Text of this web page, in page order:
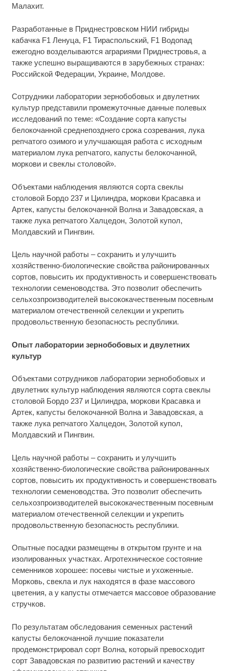
Малахит.
Разработанные в Приднестровском НИИ гибриды
кабачка F1 Ленуца, F1 Тираспольский, F1 Водопад
ежегодно возделываются аграриями Приднестровья, а
также успешно выращиваются в зарубежных странах:
Российской Федерации, Украине, Молдове.
Сотрудники лаборатории зернобобовых и двулетних
культур представили промежуточные данные полевых
исследований по теме: «Создание сорта капусты
белокочанной среднепозднего срока созревания, лука
репчатого озимого и улучшающая работа с исходным
материалом лука репчатого, капусты белокочанной,
моркови и свеклы столовой».
Объектами наблюдения являются сорта свеклы
столовой Бордо 237 и Цилиндра, моркови Красавка и
Артек, капусты белокочанной Волна и Завадовская, а
также лука репчатого Халцедон, Золотой купол,
Молдавский и Пингвин.
Цель научной работы – сохранить и улучшить
хозяйственно-биологические свойства районированных
сортов, повысить их продуктивность и совершенствовать
технологии семеноводства. Это позволит обеспечить
сельхозпроизводителей высококачественным посевным
материалом отечественной селекции и укрепить
продовольственную безопасность республики.
Опыт лаборатории зернобобовых и двулетних
культур
Объектами сотрудников лаборатории зернобобовых и
двулетних культур наблюдения являются сорта свеклы
столовой Бордо 237 и Цилиндра, моркови Красавка и
Артек, капусты белокочанной Волна и Завадовская, а
также лука репчатого Халцедон, Золотой купол,
Молдавский и Пингвин.
Цель научной работы – сохранить и улучшить
хозяйственно-биологические свойства районированных
сортов, повысить их продуктивность и совершенствовать
технологии семеноводства. Это позволит обеспечить
сельхозпроизводителей высококачественным посевным
материалом отечественной селекции и укрепить
продовольственную безопасность республики.
Опытные посадки размещены в открытом грунте и на
изолированных участках. Агротехническое состояние
семенников хорошее: посевы чистые и ухоженные.
Морковь, свекла и лук находятся в фазе массового
цветения, а у капусты отмечается массовое образование
стручков.
По результатам обследования семенных растений
капусты белокочанной лучшие показатели
продемонстрировал сорт Волна, который превосходит
сорт Завадовская по развитию растений и качеству